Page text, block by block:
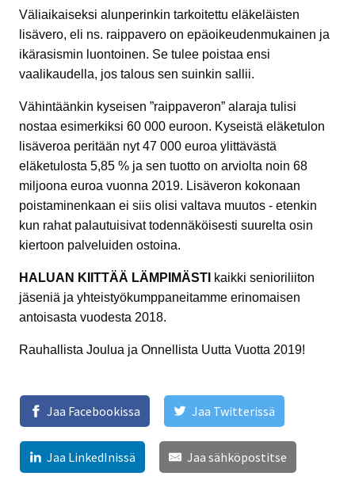
Väliaikaiseksi alunperinkin tarkoitettu eläkeläisten
lisävero, eli ns. raippavero on epäoikeudenmukainen ja
ikärasismin luontoinen. Se tulee poistaa ensi
vaalikaudella, jos talous sen suinkin sallii.
Vähintäänkin kyseisen ”raippaveron” alaraja tulisi
nostaa esimerkiksi 60 000 euroon. Kyseistä eläketulon
lisäveroa peritään nyt 47 000 euroa ylittävästä
eläketulosta 5,85 % ja sen tuotto on arviolta noin 68
miljoona euroa vuonna 2019. Lisäveron kokonaan
poistaminenkaan ei siis olisi valtava muutos - etenkin
kun rahat palautuisivat todennäköisesti suurelta osin
kiertoon palveluiden ostoina.
HALUAN KIITTÄÄ LÄMPIMÄSTI kaikki senioriliiton
jäseniä ja yhteistyökumppaneitamme erinomaisen
antoisasta vuodesta 2018.
Rauhallista Joulua ja Onnellista Uutta Vuotta 2019!
Jaa Facebookissa Jaa Twitterissä
Jaa LinkedInissä Jaa sähköpostitse